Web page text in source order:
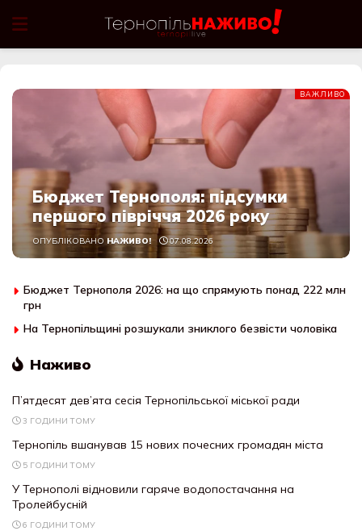
ВАЖЛИВО
Бюджет Тернополя: підсумки
першого півріччя 2026 року
ОПУБЛІКОВАНО НАЖИВО! 07.08.2026
Бюджет Тернополя 2026: на що спрямують понад 222 млн
грн
На Тернопільщині розшукали зниклого безвісти чоловіка
Наживо
П’ятдесят дев’ята сесія Тернопільської міської ради
3 ГОДИНИ ТОМУ
Тернопіль вшанував 15 нових почесних громадян міста
5 ГОДИНИ ТОМУ
У Тернополі відновили гаряче водопостачання на
Тролейбусній
6 ГОДИНИ ТОМУ